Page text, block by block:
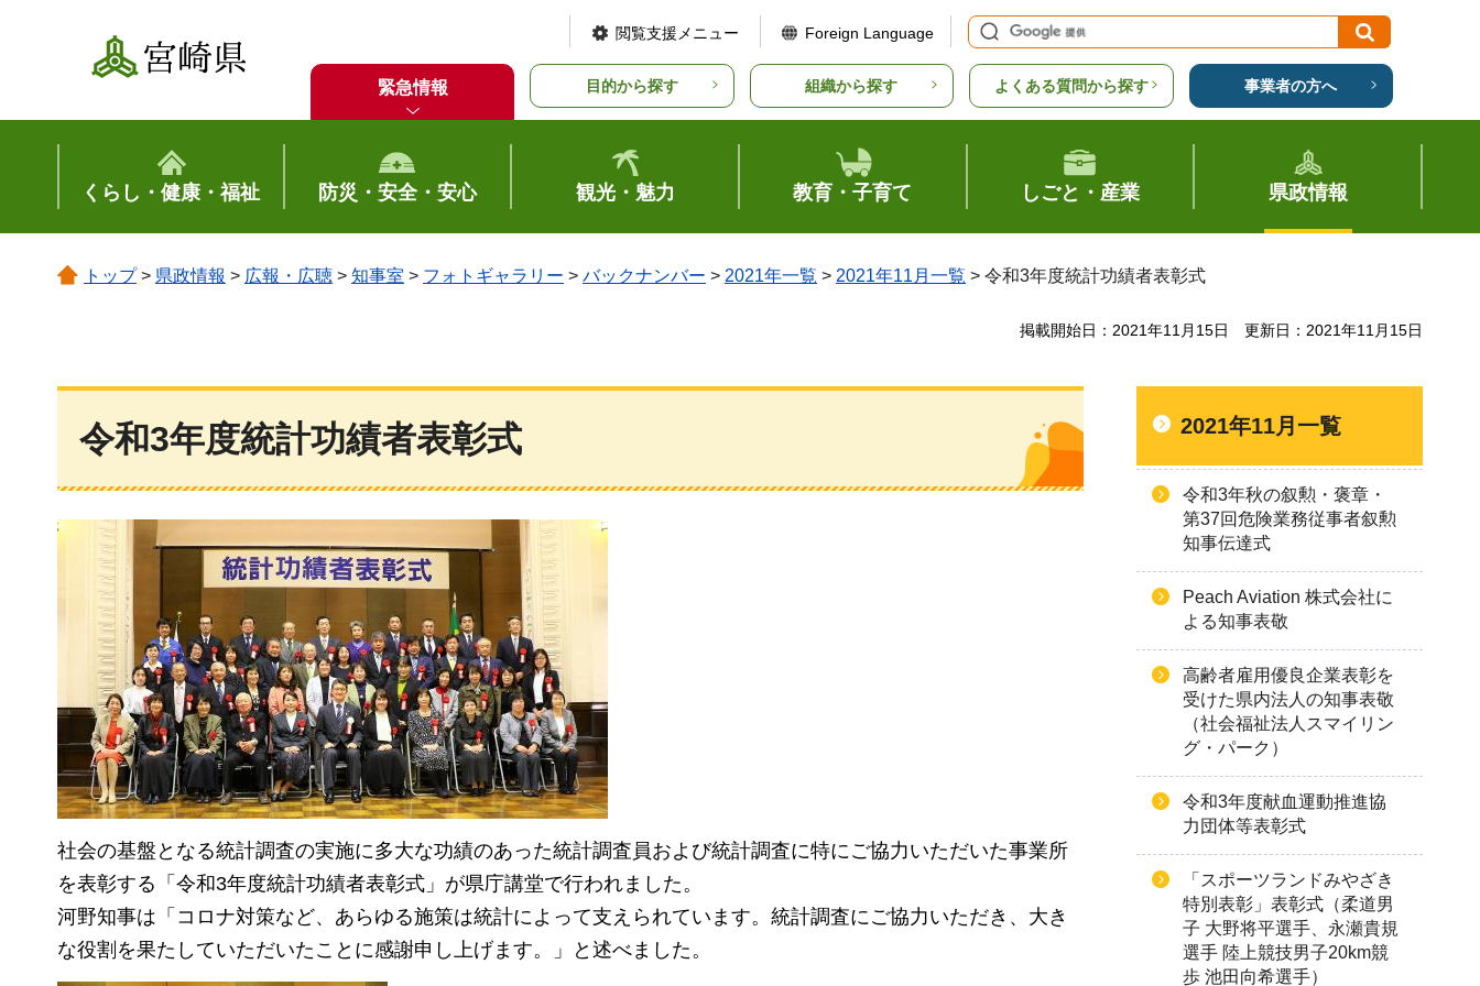
宮崎県
閲覧支援メニュー Foreign Language
緊急情報 目的から探す 組織から探す よくある質問から探す 事業者の方へ
くらし・健康・福祉 防災・安全・安心 観光・魅力 教育・子育て しごと・産業 県政情報
トップ> 県政情報 > 広報・広聴 > 知事室 > フォトギャラリー > バックナンバー > 2021年一覧 > 2021年11月一覧 > 令和3年度統計功績者表彰式
掲載開始日：2021年11月15日 更新日：2021年11月15日
令和3年度統計功績者表彰式
社会の基盤となる統計調査の実施に多大な功績のあった統計調査員および統計調査に特にご協力いただいた事業所
を表彰する「令和3年度統計功績者表彰式」が県庁講堂で行われました。
河野知事は「コロナ対策など、あらゆる施策は統計によって支えられています。統計調査にご協力いただき、大き
な役割を果たしていただいたことに感謝申し上げます。」と述べました。
2021年11月一覧
令和3年秋の叙勲・褒章・
第37回危険業務従事者叙勲
知事伝達式
Peach Aviation 株式会社に
よる知事表敬
高齢者雇用優良企業表彰を
受けた県内法人の知事表敬
（社会福祉法人スマイリン
グ・パーク）
令和3年度献血運動推進協
力団体等表彰式
「スポーツランドみやざき
特別表彰」表彰式（柔道男
子 大野将平選手、永瀬貴規
選手 陸上競技男子20km競
歩 池田向希選手）